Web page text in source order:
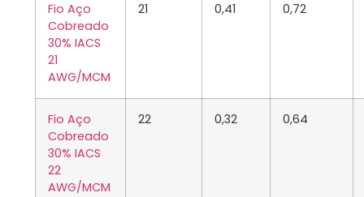
Fio Aço
Cobreado
30% IACS
21
AWG/MCM
21 0,41 0,72
Fio Aço
Cobreado
30% IACS
22
AWG/MCM
22 0,32 0,64